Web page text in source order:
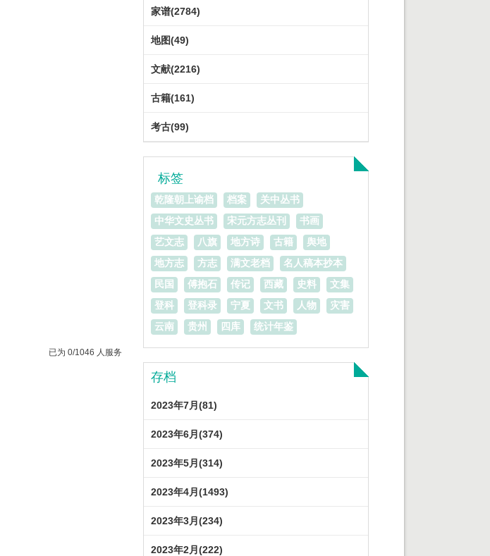
已为 0/1046 人服务
家谱(2784)
地图(49)
文献(2216)
古籍(161)
考古(99)
标签
乾隆朝上谕档 档案
关中丛书
中华文史丛书
宋元方志丛刊
书画
艺文志
八旗 地方诗 古籍
舆地
地方志
方志 满文老档
名人稿本抄本
民国
傅抱石 传记 西藏 史料
文集
登科
登科录 宁夏 文书 人物
灾害
云南
贵州 四库 统计年鉴
存档
2023年7月(81)
2023年6月(374)
2023年5月(314)
2023年4月(1493)
2023年3月(234)
2023年2月(222)